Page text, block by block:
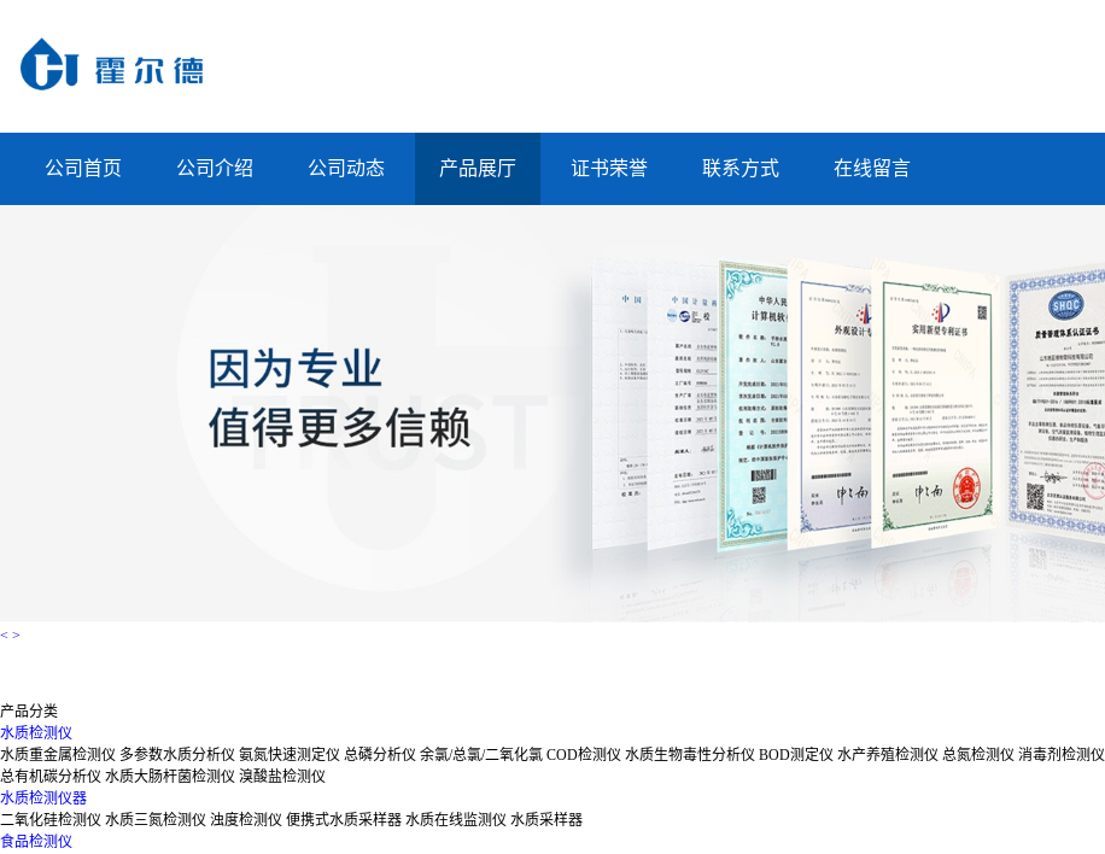
公司首页 公司介绍 公司动态 产品展厅 证书荣誉 联系方式 在线留言
< >
产品分类
水质检测仪
水质重金属检测仪 多参数水质分析仪 氨氮快速测定仪 总磷分析仪 余氯/总氯/二氧化氯 COD检测仪 水质生物毒性分析仪 BOD测定仪 水产养殖检测仪 总氮检测仪 消毒剂检测仪
总有机碳分析仪 水质大肠杆菌检测仪 溴酸盐检测仪
水质检测仪器
二氧化硅检测仪 水质三氮检测仪 浊度检测仪 便携式水质采样器 水质在线监测仪 水质采样器
食品检测仪